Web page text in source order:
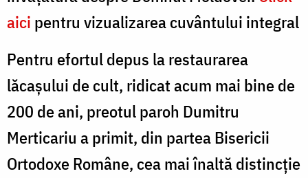
aici pentru vizualizarea cuvântului integral
Pentru efortul depus la restaurarea
lăcașului de cult, ridicat acum mai bine de
200 de ani, preotul paroh Dumitru
Merticariu a primit, din partea Bisericii
Ortodoxe Române, cea mai înaltă distincție